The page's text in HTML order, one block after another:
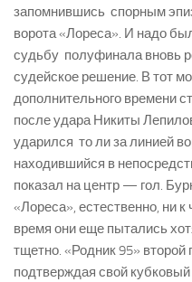
запомнившись спорным
ворота «Лореса». И надо
судьбу полуфинала вновь
судейское решение. В тот
дополнительного времени
после удара Никиты
ударился то ли за линией
находившийся в
показал на центр — гол.
«Лореса», естественно, ни
время они еще пытались
тщетно. «Родник 95»
подтверждая свой